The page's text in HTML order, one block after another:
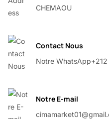
CHEMAOU
Contact Nous
Notre WhatsApp
Notre E-mail